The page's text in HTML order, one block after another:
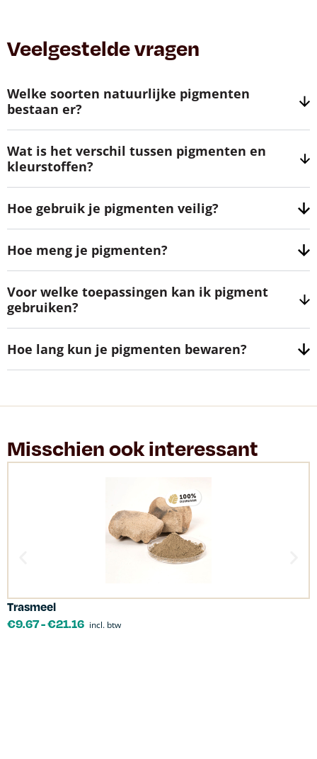
Veelgestelde vragen
Welke soorten natuurlijke pigmenten
bestaan er?
Wat is het verschil tussen pigmenten en
kleurstoffen?
Hoe gebruik je pigmenten veilig?
Hoe meng je pigmenten?
Voor welke toepassingen kan ik pigment
gebruiken?
Hoe lang kun je pigmenten bewaren?
Misschien ook interessant
Trasmeel
€9.67-€21.16 incl. btw